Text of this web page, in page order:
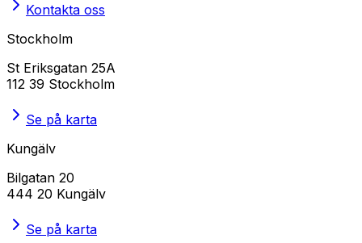
Kontakta oss
Stockholm
St Eriksgatan 25A
112 39 Stockholm
Se på karta
Kungälv
Bilgatan 20
444 20 Kungälv
Se på karta